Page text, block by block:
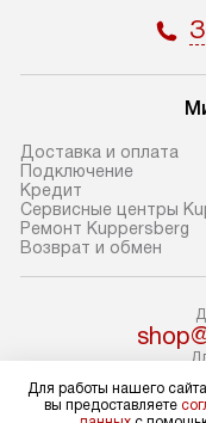
В оговоренный
требуется перенос
до двери квартиры
установки,
согласуйте это с
За данную услугу
они не позволяют
через дверной
то сотрудники
службы не смогут
Доставка и оплата
Подключение
Кредит
Сервисные центры
Ремонт Kuppersberg
Возврат и обмен
Для работы нашего
вы предоставляете